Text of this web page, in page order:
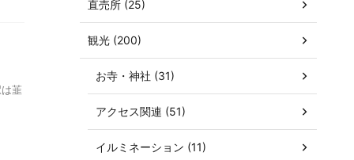
韮
直売所 (25)
観光 (200)
お寺・神社 (31)
アクセス関連 (51)
イルミネーション (11)